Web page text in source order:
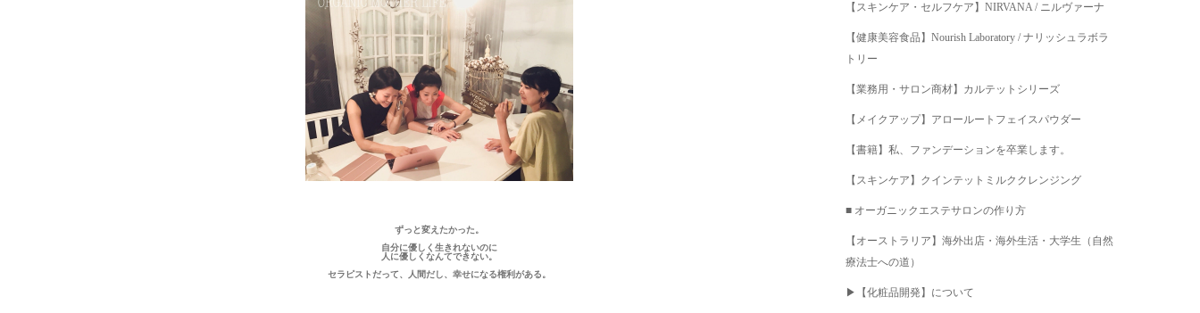
ずっと変えたかった。
自分に優しく生きれないのに
人に優しくなんてできない。
セラピストだって、人間だし、幸せになる権利がある。
【スキンケア・セルフケア】NIRVANA / ニルヴァーナ
【健康美容食品】Nourish Laboratory / ナリッシュラボラ
トリー
【業務用・サロン商材】カルテットシリーズ
【メイクアップ】アロールートフェイスパウダー
【書籍】私、ファンデーションを卒業します。
【スキンケア】クインテットミルククレンジング
■ オーガニックエステサロンの作り方
【オーストラリア】海外出店・海外生活・大学生（自然
療法士への道）
▶︎【化粧品開発】について